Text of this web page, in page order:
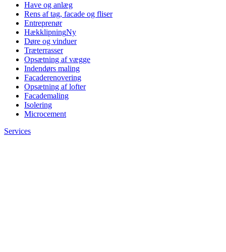
Have og anlæg
Rens af tag, facade og fliser
Entreprenør
HækklipningNy
Døre og vinduer
Træterrasser
Opsætning af vægge
Indendørs maling
Facaderenovering
Opsætning af lofter
Facademaling
Isolering
Microcement
Services